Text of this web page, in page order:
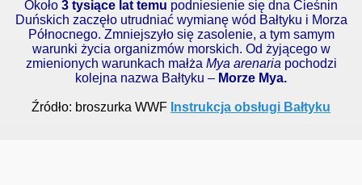
Około 3 tysiące lat temu podniesienie się dna Cieśnin
Duńskich zaczęło utrudniać wymianę wód Bałtyku i Morza
Północnego. Zmniejszyło się zasolenie, a tym samym
warunki życia organizmów morskich. Od żyjącego w
zmienionych warunkach małża Mya arenaria pochodzi
kolejna nazwa Bałtyku – Morze Mya.
Źródło: broszurka WWF Instrukcja obsługi Bałtyku